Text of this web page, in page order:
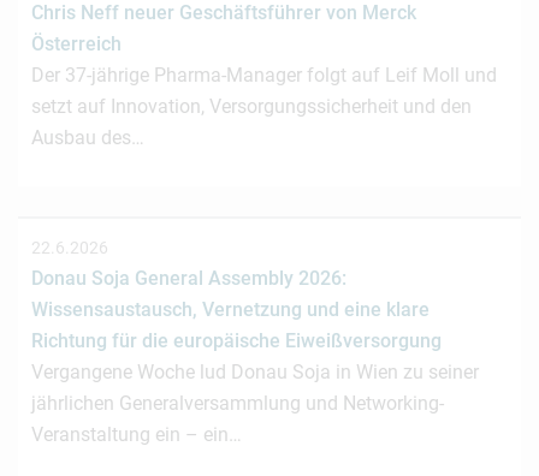
Chris Neff neuer Geschäftsführer von Merck
Österreich
Der 37-jährige Pharma-Manager folgt auf Leif Moll und
setzt auf Innovation, Versorgungssicherheit und den
Ausbau des…
22.6.2026
Donau Soja General Assembly 2026:
Wissensaustausch, Vernetzung und eine klare
Richtung für die europäische Eiweißversorgung
Vergangene Woche lud Donau Soja in Wien zu seiner
jährlichen Generalversammlung und Networking-
Veranstaltung ein – ein…